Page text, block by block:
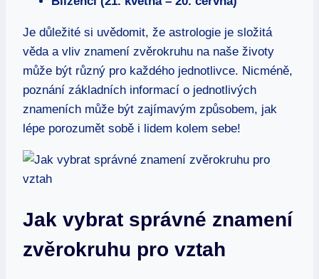
Je důležité si uvědomit, že ‌astrologie je složitá
věda a​ vliv znamení⁤ zvěrokruhu ⁢na⁣ naše životy
může být různý ‍pro každého jednotlivce. Nicméně,
poznání základních informací o‌ jednotlivých
znameních ⁣může být zajímavým způsobem, jak
⁤lépe porozumět sobě​ i lidem kolem ⁣sebe!
Jak vybrat správné znamení
zvěrokruhu pro vztah